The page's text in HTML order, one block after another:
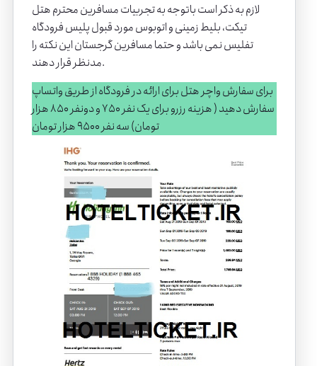
لازم به ذکر است باتوجه به تجربیات مسافرین محترم هتل
تیکت، بلیط زمینی و اتوبوس مورد قبول پلیس فرودگاه
تفلیس نمی باشد و حتما مسافرین گرجستان این نکته را
مدنظر قرار دهند.
برای سفارش واچر هتل برای ارائه در فرودگاه از طریق واتساپ
سفارش دهید ( هزینه رزرو برای یک نفر 750 و دونفر 850 هزار
تومان) سه نفر 9500 هزار تومان